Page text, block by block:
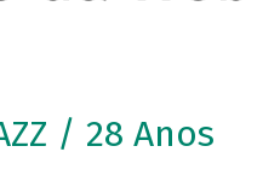
/ 28 Anos